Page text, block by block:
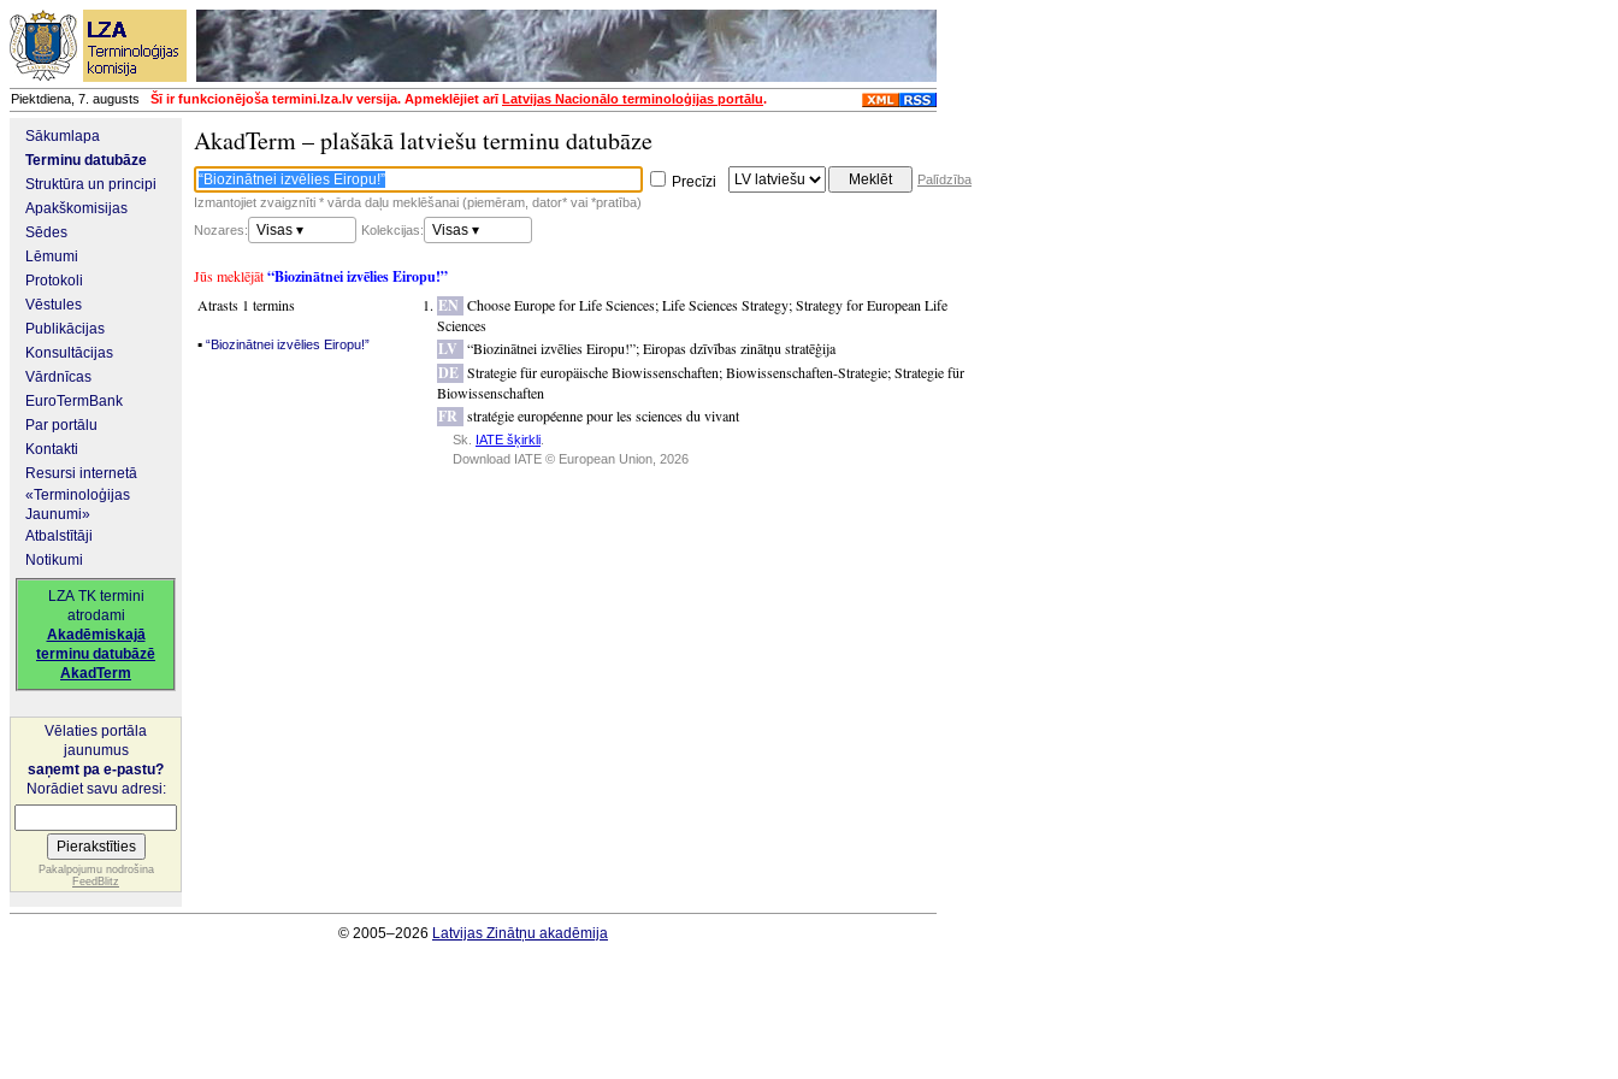
Piektdiena, 7. augusts Šī ir funkcionējoša termini.lza.lv versija. Apmeklējiet arīLatvijas Nacionālo terminoloģijas portālu.
Sākumlapa
Terminu datubāze
Struktūra un principi
Apakškomisijas
Sēdes
Lēmumi
Protokoli
Vēstules
Publikācijas
Konsultācijas
Vārdnīcas
EuroTermBank
Par portālu
Kontakti
Resursi internetā
«Terminoloģijas
Jaunumi»
Atbalstītāji
Notikumi
LZA TK termini
atrodami
Akadēmiskajā
terminu datubāzē
AkadTerm
Vēlaties portāla
jaunumus
saņemt pa e-pastu?
Norādiet savu adresi:
Pakalpojumu nodrošina
FeedBlitz
AkadTerm – plašākā latviešu terminu datubāze
Precīzi
Palīdzība
Izmantojiet zvaigznīti * vārda daļu meklēšanai (piemēram, dator* vai *pratība)
Nozares:
Visas ▾ Kolekcijas: Visas ▾
Jūs meklējāt“Biozinātnei izvēlies Eiropu!”
Atrasts 1 termins
▪ “Biozinātnei izvēlies Eiropu!”
EN Choose Europe for Life Sciences;Life Sciences Strategy;Strategy for European Life
Sciences
LV “Biozinātnei izvēlies Eiropu!”;Eiropas dzīvības zinātņu stratēģija
DE Strategie für europäische Biowissenschaften;Biowissenschaften-Strategie;Strategie für
Biowissenschaften
FR stratégie européenne pour les sciences du vivant
Sk. IATE šķirkli
Download IATE © European Union, 2026
© 2005–2026 Latvijas Zinātņu akadēmija